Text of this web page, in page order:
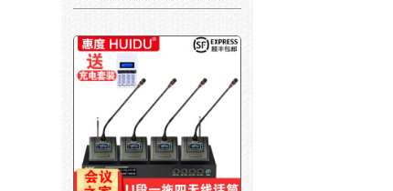
庭KTVマイクの舞台に出演し
ポケを引く。